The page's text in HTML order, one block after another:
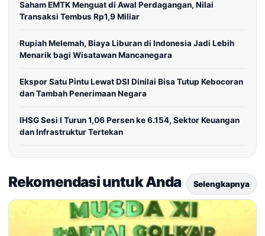
Saham EMTK Menguat di Awal Perdagangan, Nilai
Transaksi Tembus Rp1,9 Miliar
Rupiah Melemah, Biaya Liburan di Indonesia Jadi Lebih
Menarik bagi Wisatawan Mancanegara
Ekspor Satu Pintu Lewat DSI Dinilai Bisa Tutup Kebocoran
dan Tambah Penerimaan Negara
IHSG Sesi I Turun 1,06 Persen ke 6.154, Sektor Keuangan
dan Infrastruktur Tertekan
Rekomendasi untuk Anda Selengkapnya